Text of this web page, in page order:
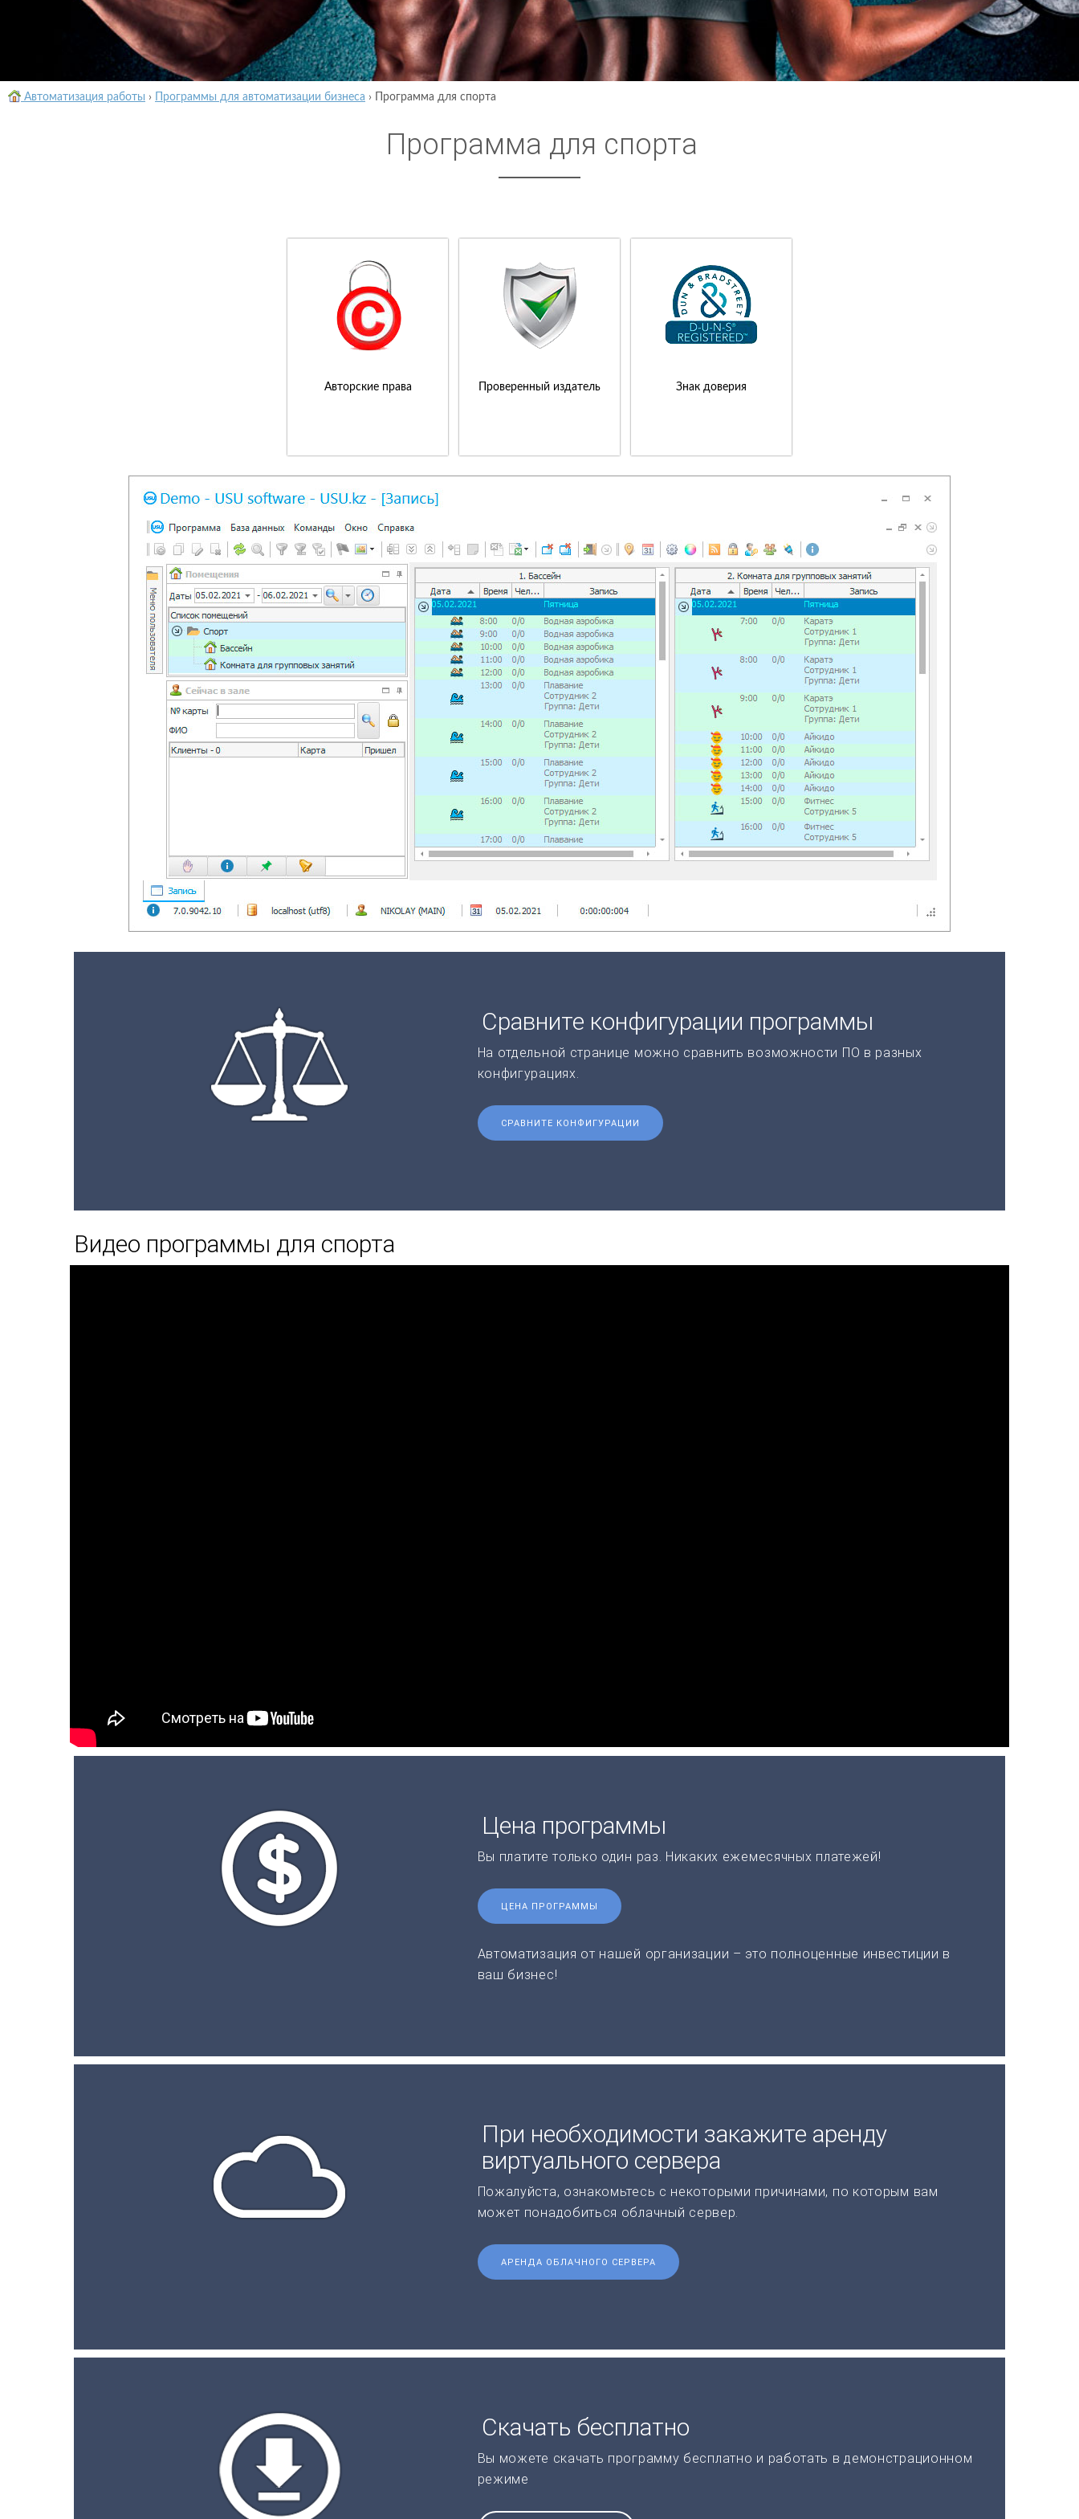
Автоматизация работы › Программы для автоматизации бизнеса › Программа для спорта
Программа для спорта
Авторские права Проверенный издатель Знак доверия
Сравните конфигурации программы
На отдельной странице можно сравнить возможности ПО в разных
конфигурациях.
СРАВНИТЕ КОНФИГУРАЦИИ
Видео программы для спорта
Цена программы
Вы платите только один раз. Никаких ежемесячных платежей!
ЦЕНА ПРОГРАММЫ
Автоматизация от нашей организации – это полноценные инвестиции в
ваш бизнес!
При необходимости закажите аренду
виртуального сервера
Пожалуйста, ознакомьтесь с некоторыми причинами, по которым вам
может понадобиться облачный сервер.
АРЕНДА ОБЛАЧНОГО СЕРВЕРА
Скачать бесплатно
Вы можете скачать программу бесплатно и работать в демонстрационном
режиме